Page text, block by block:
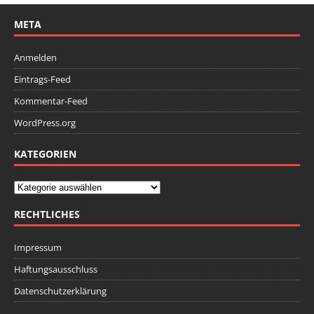
META
Anmelden
Eintrags-Feed
Kommentar-Feed
WordPress.org
KATEGORIEN
RECHTLICHES
Impressum
Haftungsausschluss
Datenschutzerklärung